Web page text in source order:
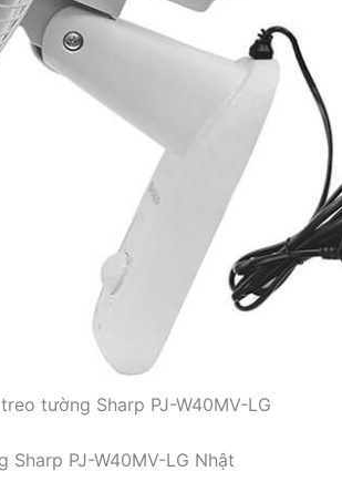
tường Sharp PJ-W40MV-LG
PJ-W40MV-LG Nhật